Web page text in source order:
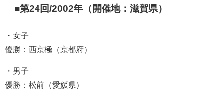
■第24回/2002年（開催地：滋賀県）
・女子
優勝：西京極（京都府）
・男子
優勝：松前（愛媛県）